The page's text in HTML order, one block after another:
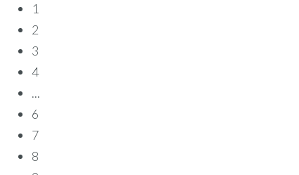
1
2
3
4
...
6
7
8